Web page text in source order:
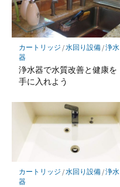
カートリッジ /水回り設備/浄水
器
浄水器で水質改善と健康を
手に入れよう
カートリッジ /水回り設備/浄水
器